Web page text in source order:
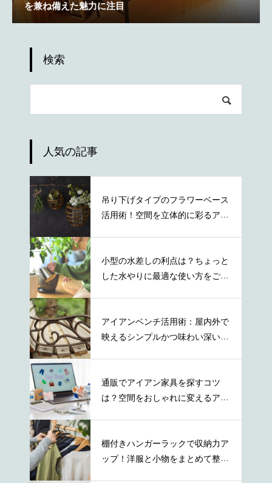
を兼ね備えた魅力に注目
検索
人気の記事
吊り下げタイプのフラワーベース
活用術！空間を立体的に彩るアイ
小型の水差しの利点は？ちょっと
した水やりに最適な使い方をご紹
アイアンベンチ活用術：屋内外で
映えるシンプルかつ味わい深い取
通販でアイアン家具を探すコツ
は？空間をおしゃれに変えるアイ
棚付きハンガーラックで収納力ア
ップ！洋服と小物をまとめて整理